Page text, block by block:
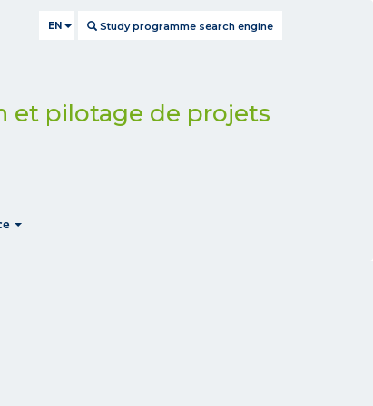
EN Study programme search engine
et pilotage de projets